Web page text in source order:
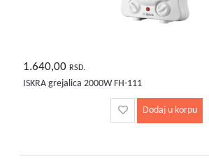
1.640,00 RSD.
ISKRA grejalica 2000W FH-111
Dodaj u korpu